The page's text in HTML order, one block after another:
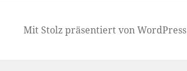
Mit Stolz präsentiert von WordPress